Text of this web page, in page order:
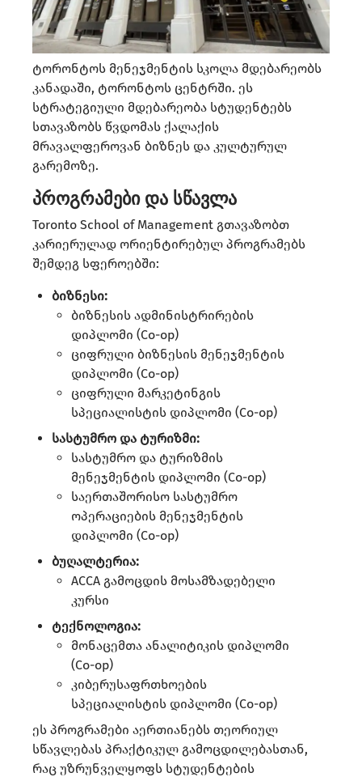
ტორონტოს მენეჯმენტის სკოლა მდებარეობს
კანადაში, ტორონტოს ცენტრში. ეს
სტრატეგიული მდებარეობა სტუდენტებს
სთავაზობს წვდომას ქალაქის
მრავალფეროვან ბიზნეს და კულტურულ
გარემოზე. ​
პროგრამები და სწავლა
Toronto School of Management გთავაზობთ
კარიერულად ორიენტირებულ პროგრამებს
შემდეგ სფეროებში:​
ბიზნესი:
ბიზნესის ადმინისტრირების
დიპლომი (Co-op)​
ციფრული ბიზნესის მენეჯმენტის
დიპლომი (Co-op)​
ციფრული მარკეტინგის
სპეციალისტის დიპლომი (Co-op)​
სასტუმრო და ტურიზმი:
სასტუმრო და ტურიზმის
მენეჯმენტის დიპლომი (Co-op)​
საერთაშორისო სასტუმრო
ოპერაციების მენეჯმენტის
დიპლომი (Co-op)​
ბუღალტერია:
ACCA გამოცდის მოსამზადებელი
კურსი​
ტექნოლოგია:
მონაცემთა ანალიტიკის დიპლომი
(Co-op)​
კიბერუსაფრთხოების
სპეციალისტის დიპლომი (Co-op)​
ეს პროგრამები აერთიანებს თეორიულ
სწავლებას პრაქტიკულ გამოცდილებასთან,
რაც უზრუნველყოფს სტუდენტების